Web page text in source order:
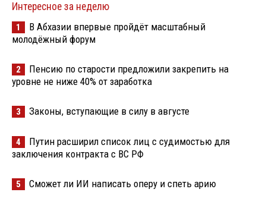
Интересное за неделю
1
В Абхазии впервые пройдёт масштабный
молодёжный форум
2
Пенсию по старости предложили закрепить на
уровне не ниже 40% от заработка
3 Законы, вступающие в силу в августе
4
Путин расширил список лиц с судимостью для
заключения контракта с ВС РФ
5 Сможет ли ИИ написать оперу и спеть арию